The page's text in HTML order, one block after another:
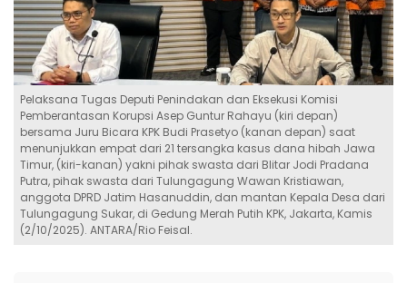
Pelaksana Tugas Deputi Penindakan dan Eksekusi Komisi
Pemberantasan Korupsi Asep Guntur Rahayu (kiri depan)
bersama Juru Bicara KPK Budi Prasetyo (kanan depan) saat
menunjukkan empat dari 21 tersangka kasus dana hibah Jawa
Timur, (kiri-kanan) yakni pihak swasta dari Blitar Jodi Pradana
Putra, pihak swasta dari Tulungagung Wawan Kristiawan,
anggota DPRD Jatim Hasanuddin, dan mantan Kepala Desa dari
Tulungagung Sukar, di Gedung Merah Putih KPK, Jakarta, Kamis
(2/10/2025). ANTARA/Rio Feisal.